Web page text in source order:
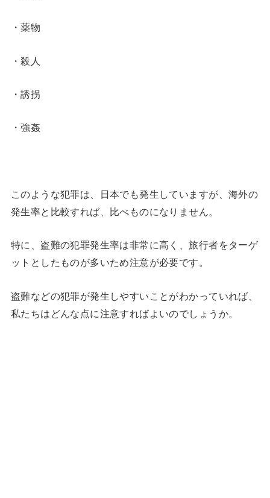
・薬物
・殺人
・誘拐
・強姦
このような犯罪は、日本でも発生していますが、海外の
発生率と比較すれば、比べものになりません。
特に、盗難の犯罪発生率は非常に高く、旅行者をターゲ
ットとしたものが多いため注意が必要です。
盗難などの犯罪が発生しやすいことがわかっていれば、
私たちはどんな点に注意すればよいのでしょうか。